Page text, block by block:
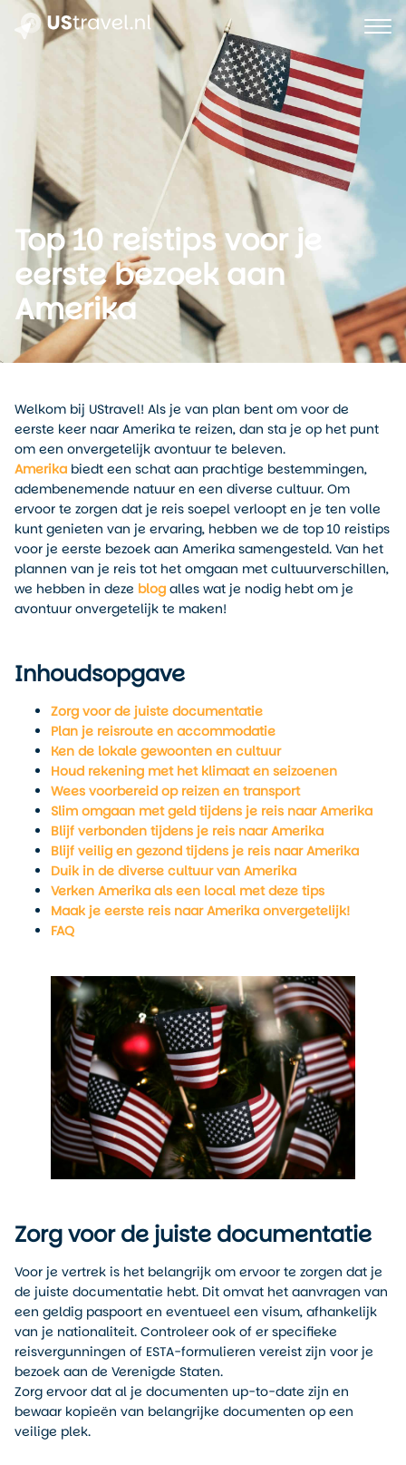
Top 10 reistips voor je
eerste bezoek aan
Amerika
Welkom bij UStravel! Als je van plan bent om voor de
eerste keer naar Amerika te reizen, dan sta je op het punt
om een onvergetelijk avontuur te beleven.
Amerika biedt een schat aan prachtige bestemmingen,
adembenemende natuur en een diverse cultuur. Om
ervoor te zorgen dat je reis soepel verloopt en je ten volle
kunt genieten van je ervaring, hebben we de top 10 reistips
voor je eerste bezoek aan Amerika samengesteld. Van het
plannen van je reis tot het omgaan met cultuurverschillen,
we hebben in deze blog alles wat je nodig hebt om je
avontuur onvergetelijk te maken!
Inhoudsopgave
Zorg voor de juiste documentatie
Plan je reisroute en accommodatie
Ken de lokale gewoonten en cultuur
Houd rekening met het klimaat en seizoenen
Wees voorbereid op reizen en transport
Slim omgaan met geld tijdens je reis naar Amerika
Blijf verbonden tijdens je reis naar Amerika
Blijf veilig en gezond tijdens je reis naar Amerika
Duik in de diverse cultuur van Amerika
Verken Amerika als een local met deze tips
Maak je eerste reis naar Amerika onvergetelijk!
FAQ
Zorg voor de juiste documentatie
Voor je vertrek is het belangrijk om ervoor te zorgen dat je
de juiste documentatie hebt. Dit omvat het aanvragen van
een geldig paspoort en eventueel een visum, afhankelijk
van je nationaliteit. Controleer ook of er specifieke
reisvergunningen of ESTA-formulieren vereist zijn voor je
bezoek aan de Verenigde Staten.
Zorg ervoor dat al je documenten up-to-date zijn en
bewaar kopieën van belangrijke documenten op een
veilige plek.